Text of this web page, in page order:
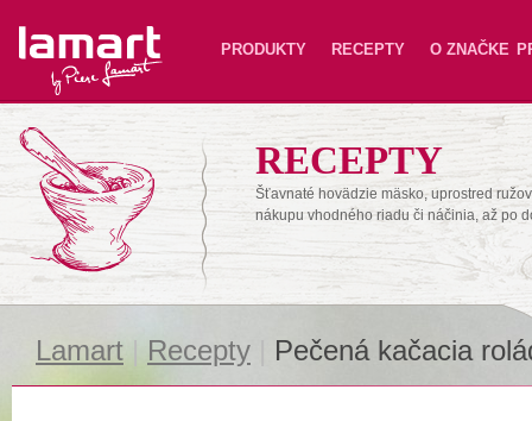
Lamart PRODUKTY RECEPTY O ZNAČKE
RECEPTY
Šťavnaté hovädzie mäsko, uprostred
nákupu vhodného riadu či náčinia, až po
Lamart Recepty Pečená kačacia